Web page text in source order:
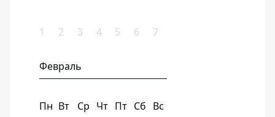
1 2 3 4 5 6 7
Февраль
Пн Вт Ср Чт Пт Сб Вс